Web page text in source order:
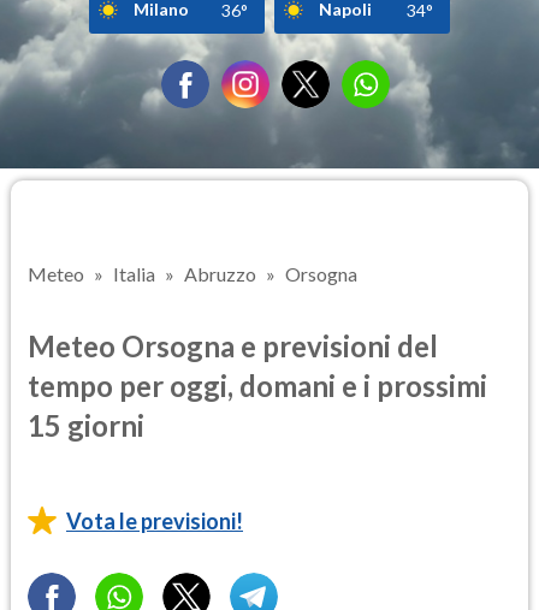
Milano 36° Napoli 34°
Meteo Italia Abruzzo Orsogna
Meteo Orsogna e previsioni del
tempo per oggi, domani e i prossimi
15 giorni
Vota le previsioni!